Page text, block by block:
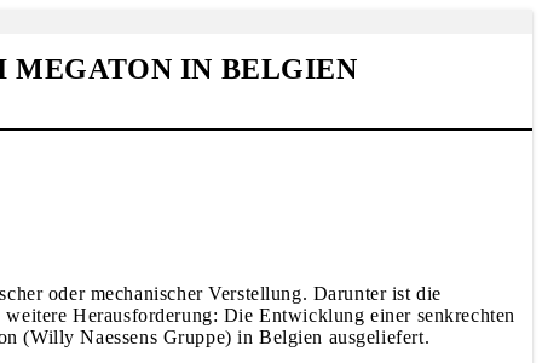
MEGATON IN BELGIEN
oder mechanischer Verstellung. Darunter ist die
Herausforderung: Die Entwicklung einer senkrechten
(Willy Naessens Gruppe) in Belgien ausgeliefert.